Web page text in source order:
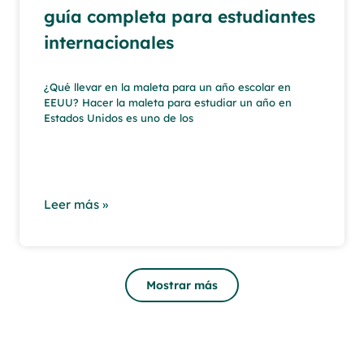
guía completa para estudiantes
internacionales
¿Qué llevar en la maleta para un año escolar en
EEUU? Hacer la maleta para estudiar un año en
Estados Unidos es uno de los
Leer más »
Mostrar más